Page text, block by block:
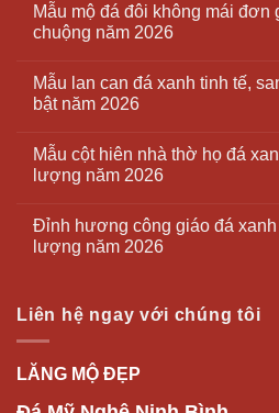
Mẫu mộ đá đôi không mái
chuộng năm 2026
Mẫu lan can đá xanh tinh tế,
bật năm 2026
Mẫu cột hiên nhà thờ họ đá
lượng năm 2026
Đỉnh hương công giáo đá
lượng năm 2026
Liên hệ ngay với chúng tôi
LĂNG MỘ ĐẸP